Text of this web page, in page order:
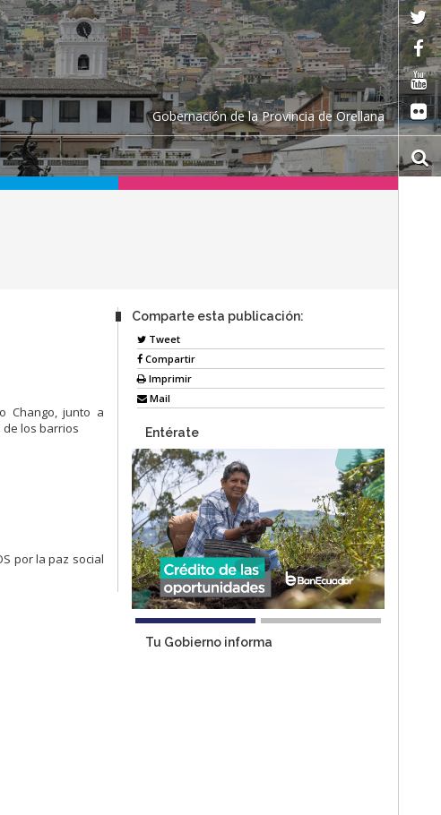
Gobernación de la Provincia de Orellana
Chango, junto a
los barrios
por la paz social
Comparte esta publicación:
Tweet
Compartir
Imprimir
Mail
Entérate
Tu Gobierno informa